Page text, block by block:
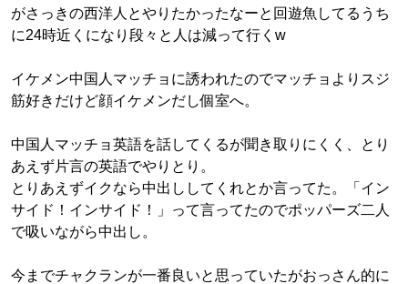
がさっきの西洋人とやりたかったなーと回遊魚してるうち
に24時近くになり段々と人は減って行くw
イケメン中国人マッチョに誘われたのでマッチョよりスジ
筋好きだけど顔イケメンだし個室へ。
中国人マッチョ英語を話してくるが聞き取りにくく、とり
あえず片言の英語でやりとり。
とりあえずイクなら中出ししてくれとか言ってた。「イン
サイド！インサイド！」って言ってたのでポッパーズ二人
で吸いながら中出し。
今までチャクランが一番良いと思っていたがおっさん的に